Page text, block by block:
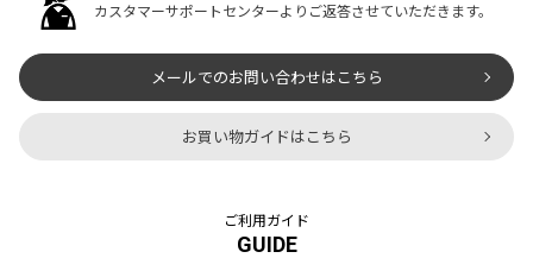
カスタマーサポートセンターよりご返答させていただきます。
メールでのお問い合わせはこちら
お買い物ガイドはこちら
ご利用ガイド
GUIDE